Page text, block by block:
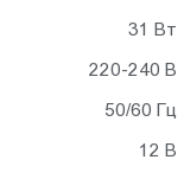
31 Вт
220-240 В
50/60 Гц
12 В